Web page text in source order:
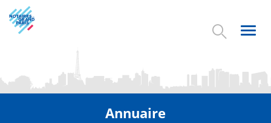
Aller
au
contenu
Annuaire